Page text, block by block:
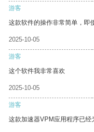
游客
这款软件的操作非常简单，即
2025-10-05
游客
这个软件我非常喜欢
2025-10-05
游客
这款加速器VPM应用程序已经